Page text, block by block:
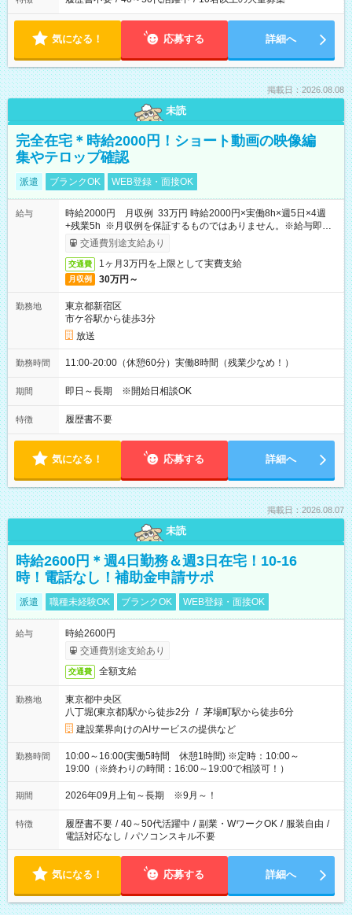
気になる！ 応募する 詳細へ
掲載日：2026.08.08
未読
完全在宅＊時給2000円！ショート動画の映像編
集やテロップ確認
派遣 ブランクOK WEB登録・面接OK
給与
時給2000円 月収例 33万円 時給2000円×実働8h×週5日×4週
+残業5h ※月収例を保証するものではありません。※給与即受
取りサービス利用可（利用条件有）
交通費別途支給あり
交通費 1ヶ月3万円を上限として実費支給
月収例 30万円～
勤務地
東京都新宿区
市ケ谷駅から徒歩3分
放送
勤務時間 11:00-20:00（休憩60分）実働8時間（残業少なめ！）
期間 即日～長期 ※開始日相談OK
特徴 履歴書不要
気になる！ 応募する 詳細へ
掲載日：2026.08.07
未読
時給2600円＊週4日勤務＆週3日在宅！10-16
時！電話なし！補助金申請サポ
派遣 職種未経験OK ブランクOK WEB登録・面接OK
給与
時給2600円
交通費別途支給あり
交通費 全額支給
勤務地
東京都中央区
八丁堀(東京都)駅から徒歩2分 / 茅場町駅から徒歩6分
建設業界向けのAIサービスの提供など
勤務時間
10:00～16:00(実働5時間 休憩1時間) ※定時：10:00～
19:00（※終わりの時間：16:00～19:00で相談可！）
期間 2026年09月上旬～長期 ※9月～！
特徴 履歴書不要 / 40～50代活躍中 / 副業・WワークOK / 服装自由 /
電話対応なし / パソコンスキル不要
気になる！ 応募する 詳細へ